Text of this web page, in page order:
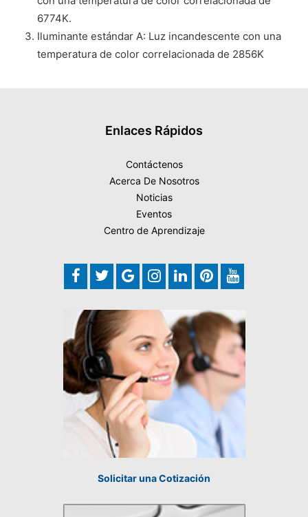
6774K.
Iluminante estándar A: Luz incandescente con una
temperatura de color correlacionada de 2856K
Enlaces Rápidos
Contáctenos
Acerca De Nosotros
Noticias
Eventos
Centro de Aprendizaje
Solicitar una Cotización